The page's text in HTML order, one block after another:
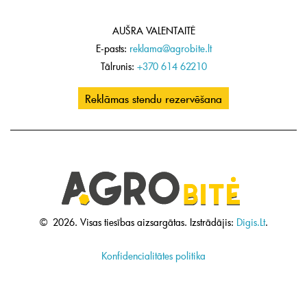
AUŠRA VALENTAITĖ
E-pasts: reklama@agrobite.lt
Tālrunis: +370 614 62210
Reklāmas stendu rezervēšana
© 2026. Visas tiesības aizsargātas. Izstrādājis: Digis.Lt.
Konfidencialitātes politika